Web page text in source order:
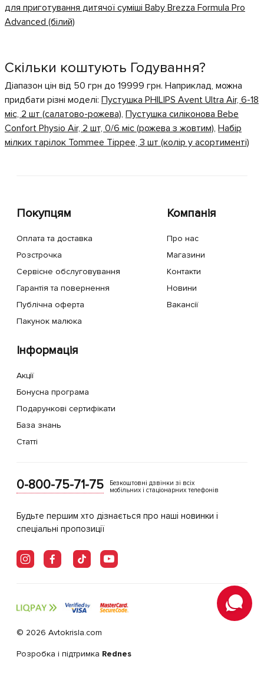
для приготування дитячої суміші Baby Brezza Formula Pro
Advanced (білий)
Скільки коштують Годування?
Діапазон цін від 50 грн до 19999 грн. Наприклад, можна
придбати різні моделі: Пустушка PHILIPS Avent Ultra Air, 6-18
міс, 2 шт (салатово-рожева), Пустушка силіконова Bebe
Confort Physio Air, 2 шт, 0/6 міс (рожева з жовтим), Набір
мілких тарілок Tommee Tippee, 3 шт (колір у асортименті)
Покупцям
Оплата та доставка
Розстрочка
Сервісне обслуговування
Гарантія та повернення
Публічна оферта
Пакунок малюка
Компанія
Про нас
Магазини
Контакти
Новини
Вакансії
Інформація
Акції
Бонусна програма
Подарункові сертифікати
База знань
Статті
0-800-75-71-75
Безкоштовні дзвінки зі всіх
мобільних і стаціонарних телефонів
Будьте першим хто дізнається про наші новинки і
спеціальні пропозиції
© 2026 Avtokrisla.com
Розробка і підтримка Rednes